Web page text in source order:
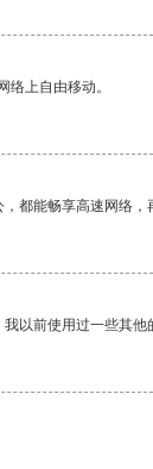
上自由移动。
都能畅享高速网络
以前使用过一些其